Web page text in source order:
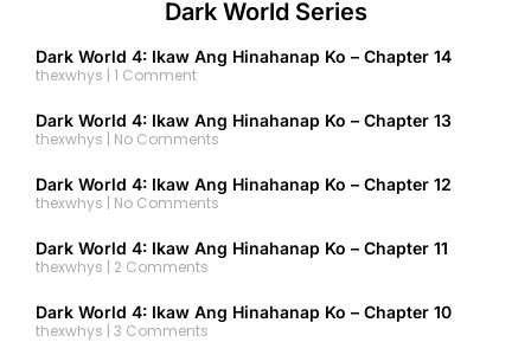
Dark World Series
Dark World 4: Ikaw Ang Hinahanap Ko – Chapter 14
thexwhys 1 Comment
Dark World 4: Ikaw Ang Hinahanap Ko – Chapter 13
thexwhys
No Comments
Dark World 4: Ikaw Ang Hinahanap Ko – Chapter 12
thexwhys
No Comments
Dark World 4: Ikaw Ang Hinahanap Ko – Chapter 11
thexwhys
2 Comments
Dark World 4: Ikaw Ang Hinahanap Ko – Chapter 10
thexwhys 3 Comments